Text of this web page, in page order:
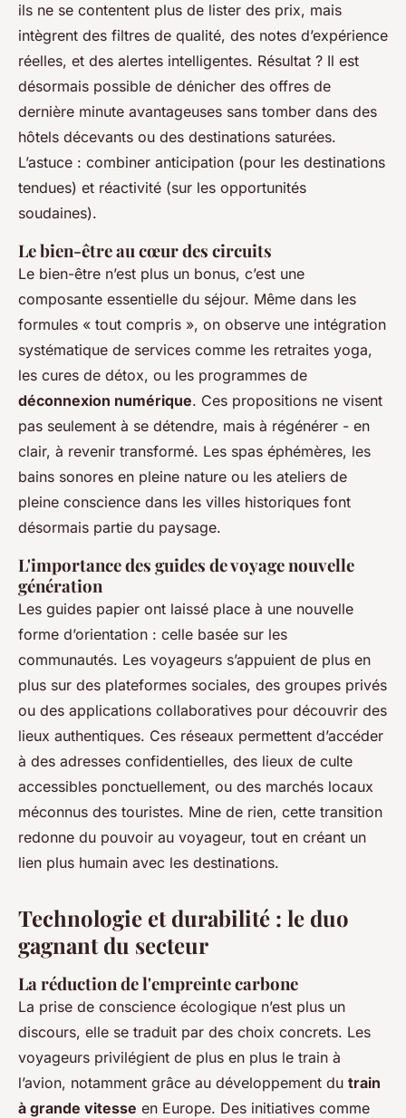
ils ne se contentent plus de lister des prix, mais
intègrent des filtres de qualité, des notes d’expérience
réelles, et des alertes intelligentes. Résultat ? Il est
désormais possible de dénicher des offres de
dernière minute avantageuses sans tomber dans des
hôtels décevants ou des destinations saturées.
L’astuce : combiner anticipation (pour les destinations
tendues) et réactivité (sur les opportunités
soudaines).
Le bien-être au cœur des circuits
Le bien-être n’est plus un bonus, c’est une
composante essentielle du séjour. Même dans les
formules « tout compris », on observe une intégration
systématique de services comme les retraites yoga,
les cures de détox, ou les programmes de
déconnexion numérique. Ces propositions ne visent
pas seulement à se détendre, mais à régénérer - en
clair, à revenir transformé. Les spas éphémères, les
bains sonores en pleine nature ou les ateliers de
pleine conscience dans les villes historiques font
désormais partie du paysage.
L'importance des guides de voyage nouvelle
génération
Les guides papier ont laissé place à une nouvelle
forme d’orientation : celle basée sur les
communautés. Les voyageurs s’appuient de plus en
plus sur des plateformes sociales, des groupes privés
ou des applications collaboratives pour découvrir des
lieux authentiques. Ces réseaux permettent d’accéder
à des adresses confidentielles, des lieux de culte
accessibles ponctuellement, ou des marchés locaux
méconnus des touristes. Mine de rien, cette transition
redonne du pouvoir au voyageur, tout en créant un
lien plus humain avec les destinations.
Technologie et durabilité : le duo
gagnant du secteur
La réduction de l'empreinte carbone
La prise de conscience écologique n’est plus un
discours, elle se traduit par des choix concrets. Les
voyageurs privilégient de plus en plus le train à
l’avion, notamment grâce au développement du train
à grande vitesse en Europe. Des initiatives comme